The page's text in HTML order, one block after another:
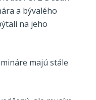
a bývalého
na jeho
majú stále